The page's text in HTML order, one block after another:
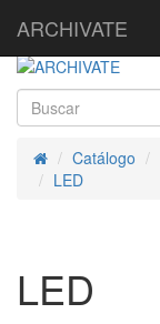
ARCHIVATE
InicioCatálogo
LED
LED